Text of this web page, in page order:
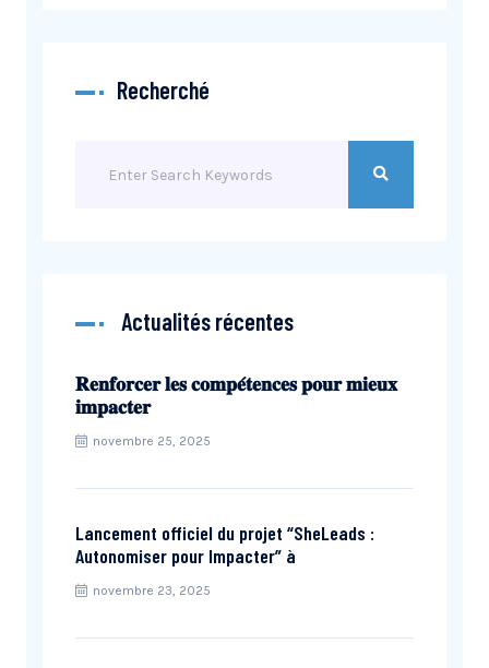
Recherché
Actualités récentes
𝐑𝐞𝐧𝐟𝐨𝐫𝐜𝐞𝐫 𝐥𝐞𝐬 𝐜𝐨𝐦𝐩𝐞́𝐭𝐞𝐧𝐜𝐞𝐬 𝐩𝐨𝐮𝐫 𝐦𝐢𝐞𝐮𝐱
𝐢𝐦𝐩𝐚𝐜𝐭𝐞𝐫
novembre 25, 2025
Lancement officiel du projet “SheLeads :
Autonomiser pour Impacter” à
novembre 23, 2025